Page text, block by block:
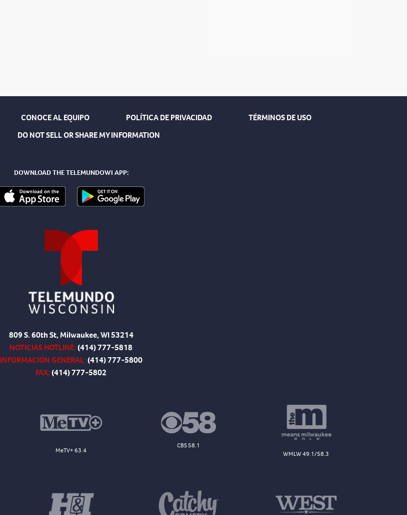
CONOCE AL EQUIPO POLÍTICA DE PRIVACIDAD
TÉRMINOS DE USO
DO NOT SELL OR SHARE MY INFORMATION
DOWNLOAD THE TELEMUNDOWI APP:
809 S. 60th St, Milwaukee, WI 53214
NOTICIAS HOTLINE:(414) 777-5818
INFORMACIÓN GENERAL:(414) 777-5800
FAX:(414) 777-5802
MeTV+ 63.4
CBS 58.1
WMLW 49.1/58.3